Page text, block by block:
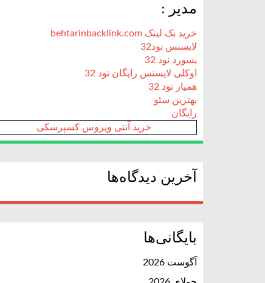
مدیر :
خرید بک لینک behtarinbacklink.com
لایسنس نود32
پسورد نود 32
اوکلی لایسنس رایگان نود 32
همیار نود 32
بهترین سئو
رایگان
خرید آنتی ویروس کسپرسکی
آخرین دیدگاه‌ها
بایگانی‌ها
آگوست 2026